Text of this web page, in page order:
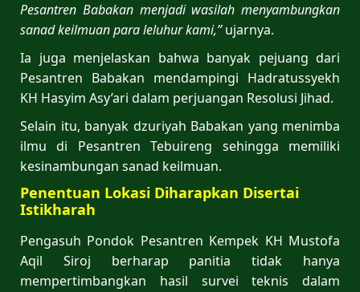
Pesantren Babakan menjadi wasilah menyambungkan
sanad keilmuan para leluhur kami,”ujarnya.
Ia juga menjelaskan bahwa banyak pejuang dari
Pesantren Babakan mendampingi Hadratussyekh
KH Hasyim Asy’ari dalam perjuangan Resolusi Jihad.
Selain itu, banyak dzuriyah Babakan yang menimba
ilmu di Pesantren Tebuireng sehingga memiliki
kesinambungan sanad keilmuan.
Penentuan Lokasi Diharapkan Disertai
Istikharah
Pengasuh Pondok Pesantren Kempek KH Mustofa
Aqil Siroj berharap panitia tidak hanya
mempertimbangkan hasil survei teknis dalam